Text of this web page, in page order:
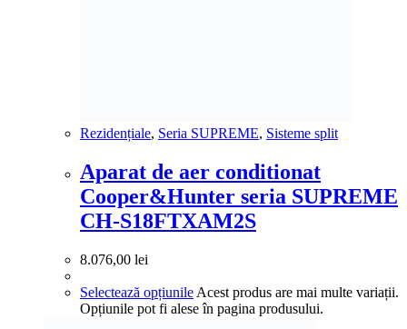
Rezidențiale, Seria SUPREME, Sisteme split
Aparat de aer conditionat
Cooper&Hunter seria SUPREME
CH-S18FTXAM2S
8.076,00 lei
Selectează opțiunile Acest produs are mai multe variații.
Opțiunile pot fi alese în pagina produsului.